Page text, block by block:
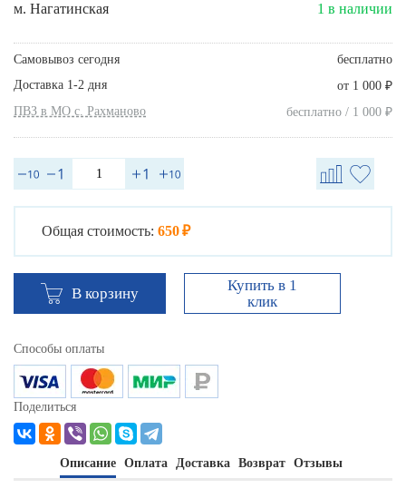
м. Нагатинская
1 в наличии
Самовывоз сегодня
бесплатно
Доставка 1-2 дня
от 1 000 ₽
ПВЗ в МО с. Рахманово бесплатно / 1 000 ₽
Общая стоимость: 650 ₽
В корзину
Купить в 1
клик
Способы оплаты
Поделиться
Описание Оплата Доставка Возврат Отзывы